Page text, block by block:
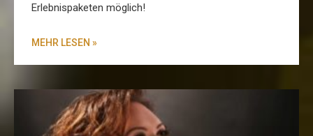
Erlebnispaketen möglich!
MEHR LESEN »